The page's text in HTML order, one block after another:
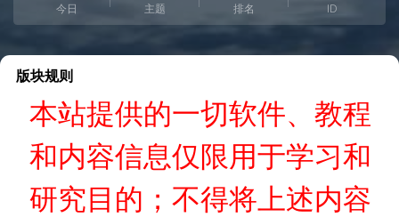
今日 主题 排名 ID
版块规则
本站提供的一切软件、教程
和内容信息仅限用于学习和
研究目的；不得将上述内容